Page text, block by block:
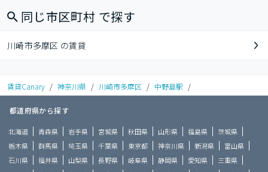
同じ市区町村 で探す
川崎市多摩区 の賃貸
賃貸Canary / 神奈川県 / 川崎市多摩区 / 中野島駅 /
都道府県から探す
北海道 青森県 岩手県 宮城県 秋田県 山形県 福島県
茨城県
栃木県
群馬県 埼玉県 千葉県 東京都 神奈川県 新潟県
富山県
石川県
福井県 山梨県 長野県 岐阜県 静岡県 愛知県
三重県